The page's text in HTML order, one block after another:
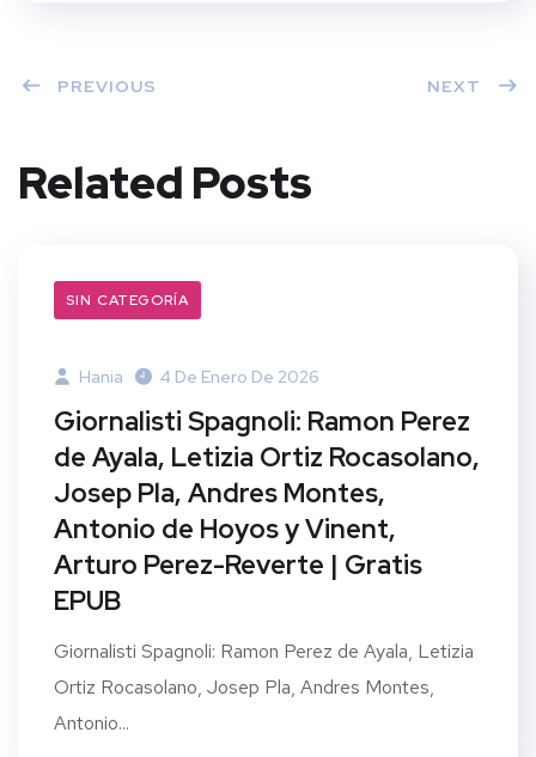
PREVIOUS NEXT
Related Posts
SIN CATEGORÍA
Hania 4 De Enero De 2026
Giornalisti Spagnoli: Ramon Perez
de Ayala, Letizia Ortiz Rocasolano,
Josep Pla, Andres Montes,
Antonio de Hoyos y Vinent,
Arturo Perez-Reverte | Gratis
EPUB
Giornalisti Spagnoli: Ramon Perez de Ayala, Letizia
Ortiz Rocasolano, Josep Pla, Andres Montes,
Antonio...